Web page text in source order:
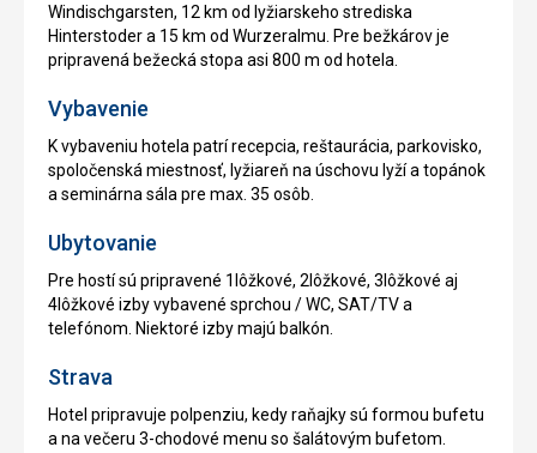
Windischgarsten, 12 km od lyžiarskeho strediska
Hinterstoder a 15 km od Wurzeralmu. Pre bežkárov je
pripravená bežecká stopa asi 800 m od hotela.
Vybavenie
K vybaveniu hotela patrí recepcia, reštaurácia, parkovisko,
spoločenská miestnosť, lyžiareň na úschovu lyží a topánok
a seminárna sála pre max. 35 osôb.
Ubytovanie
Pre hostí sú pripravené 1lôžkové, 2lôžkové, 3lôžkové aj
4lôžkové izby vybavené sprchou / WC, SAT/TV a
telefónom. Niektoré izby majú balkón.
Strava
Hotel pripravuje polpenziu, kedy raňajky sú formou bufetu
a na večeru 3-chodové menu so šalátovým bufetom.